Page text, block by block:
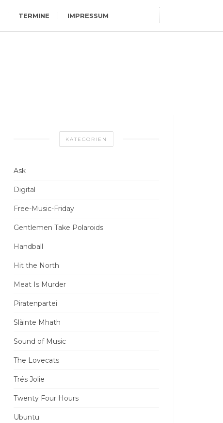
TERMINE IMPRESSUM
KATEGORIEN
Ask
Digital
Free-Music-Friday
Gentlemen Take Polaroids
Handball
Hit the North
Meat Is Murder
Piratenpartei
Slàinte Mhath
Sound of Music
The Lovecats
Trés Jolie
Twenty Four Hours
Ubuntu